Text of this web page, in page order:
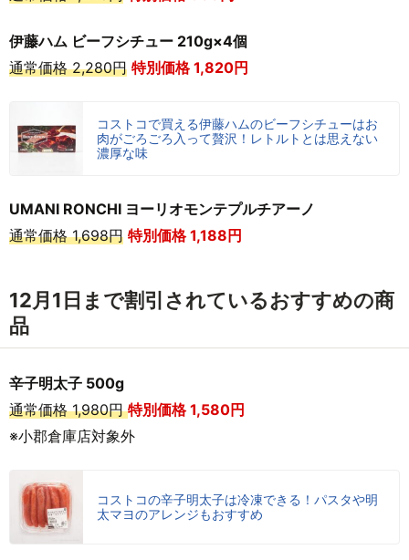
伊藤ハム ビーフシチュー 210g×4個
通常価格 2,280円 特別価格 1,820円
コストコで買える伊藤ハムのビーフシチューはお
肉がごろごろ入って贅沢！レトルトとは思えない
濃厚な味
UMANI RONCHI ヨーリオモンテプルチアーノ
通常価格 1,698円 特別価格 1,188円
12月1日まで割引されているおすすめの商
品
辛子明太子 500g
通常価格 1,980円特別価格 1,580円
※小郡倉庫店対象外
コストコの辛子明太子は冷凍できる！パスタや明
太マヨのアレンジもおすすめ